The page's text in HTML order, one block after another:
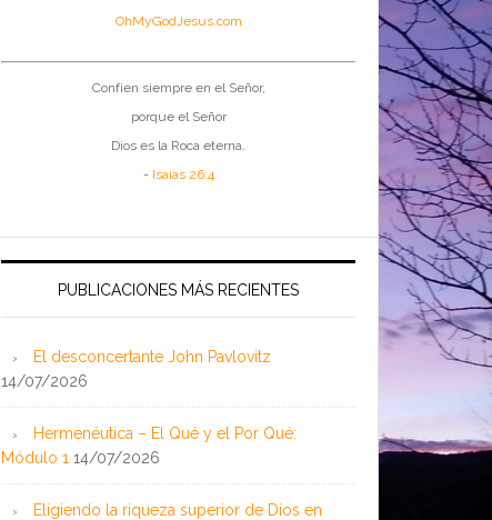
OhMyGodJesus.com
Confíen siempre en el Señor,
porque el Señor
Dios es la Roca eterna.
- Isaías 26:4
PUBLICACIONES MÁS RECIENTES
El desconcertante John Pavlovitz
14/07/2026
Hermenéutica – El Qué y el Por Qué:
Módulo 1 14/07/2026
Eligiendo la riqueza superior de Dios en